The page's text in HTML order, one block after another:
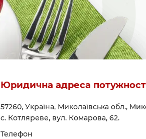
Юридична адреса
57260, Україна, Миколаївська обл.,
с. Котляреве, вул. Комарова, 62.
Телефон